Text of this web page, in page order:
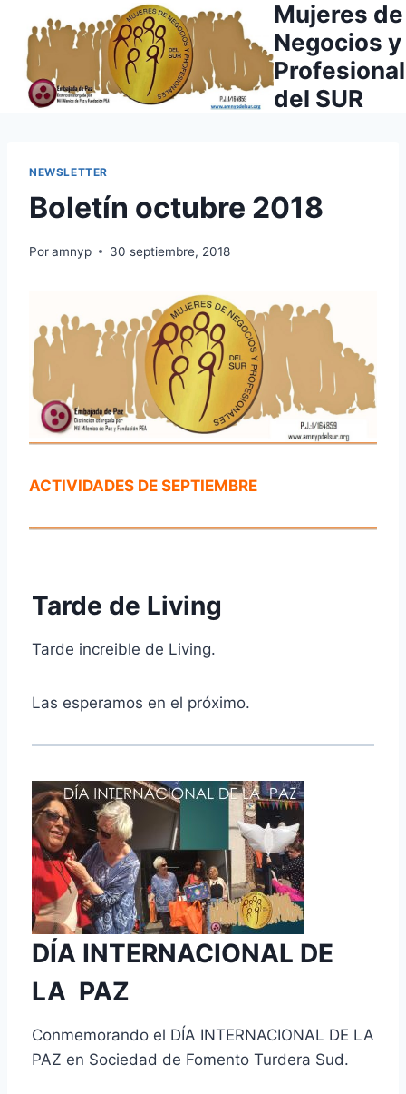
contenido
Mujeres de
Negocios y
del SUR
NEWSLETTER
Boletín octubre 2018
Poramnyp 30 septiembre, 2018
ACTIVIDADES DE SEPTIEMBRE
Tarde de Living
Tarde increible de Living.
Las esperamos en el próximo.
DÍA INTERNACIONAL DE
LA PAZ
Conmemorando el DÍA INTERNACIONAL DE LA
PAZ en Sociedad de Fomento Turdera Sud.